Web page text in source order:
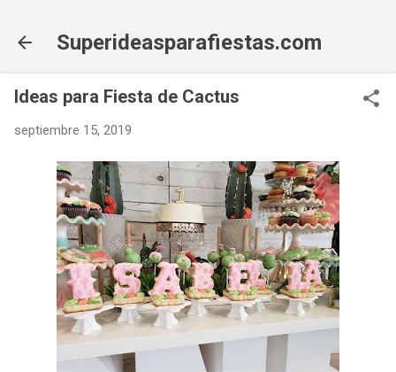
Superideasparafiestas.com
Ideas para Fiesta de Cactus
septiembre 15, 2019